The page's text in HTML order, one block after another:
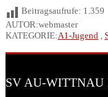
Beitragsaufrufe: 1.359
AUTOR:webmaster
KATEGORIE:A1-Jugend ,
SV AU-WITTNAU